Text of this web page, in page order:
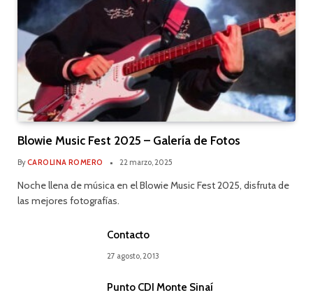
Blowie Music Fest 2025 – Galería de Fotos
ByCAROLINA ROMERO 22 marzo, 2025
Noche llena de música en el Blowie Music Fest 2025, disfruta de
las mejores fotografías.
Contacto
27 agosto, 2013
Punto CDI Monte Sinaí